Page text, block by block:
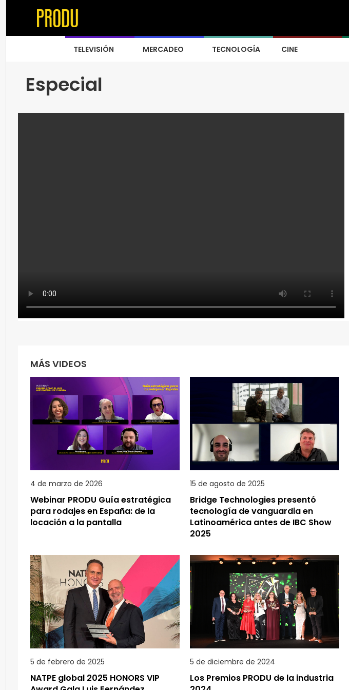
TELEVISIÓN MERCADEO TECNOLOGÍA CINE
Especial
MÁS VIDEOS
4 de marzo de 2026
Webinar PRODU Guía estratégica
para rodajes en España: de la
locación a la pantalla
15 de agosto de 2025
Bridge Technologies presentó
tecnología de vanguardia en
Latinoamérica antes de IBC Show
2025
5 de febrero de 2025
NATPE global 2025 HONORS VIP
5 de diciembre de 2024
Los Premios PRODU de la industria